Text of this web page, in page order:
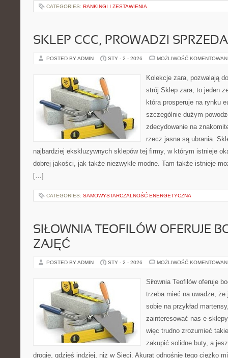
CATEGORIES: RANKINGI I ZESTAWIENIA
SKLEP CCC, PROWADZI
POSTED BY ADMIN STY - 2 - 2026 MOŻLIWOŚĆ
Kolekcje zara, pozwalają
strój Sklep zara, to jeden
która prosperuje na rynku
szczególnie dużym
zdecydowanie na
rzecz jasna są ubrania.
najbardziej ekskluzywnych sklepów tej firmy, w którym istnieje
dobrej jakości, jak także niezwykle modne. Tam także istnieje
[…]
CATEGORIES: SAMOWYSTARCZALNOŚĆ ENERGETYCZNA
SIŁOWNIA TEOFILÓW OFERUJE
ZAJĘĆ
POSTED BY ADMIN STY - 2 - 2026 MOŻLIWOŚĆ
Siłownia Teofilów oferuje
trzeba mieć na uwadze,
sobie na przykład
zainteresować nas e-
więc trudno zrozumieć
zakupić solidne buty, a
drogie, gdzieś indziej, niż w Sieci. Akurat odnośnie tego ciężko